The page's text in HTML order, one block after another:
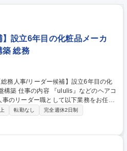
】設立6年目の化粧品メーカ
築 総務
のヘアコ
のリーダー職として以下業務をお任せ
全般から人事労務まで幅広く担当いた
、社内イベントの企画
力を持って組織づくりに携わりたい方
品管理などファシリティ・総務業務全
・入退社手続きなど）■労政業務（就業
転勤なし
完全週休2日制